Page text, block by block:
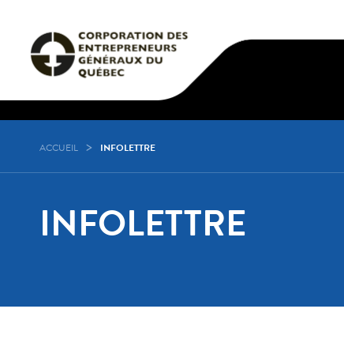
ACCUEIL INFOLETTRE
INFOLETTRE